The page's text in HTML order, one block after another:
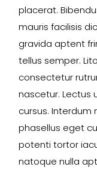
placerat.
mauris facilisis
gravida aptent
tellus semper.
consectetur
nascetur. Lectus
cursus. Interdum
phasellus eget
potenti tortor
natoque nulla